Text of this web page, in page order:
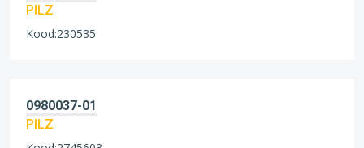
PILZ
Kood:230535
0980037-01
PILZ